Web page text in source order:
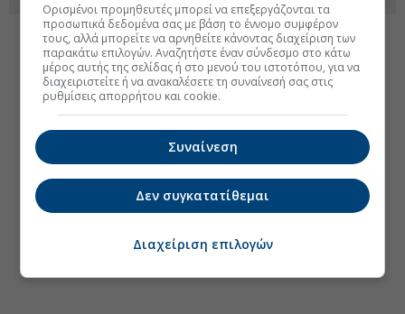
Ορισμένοι προμηθευτές μπορεί να επεξεργάζονται τα
προσωπικά δεδομένα σας με βάση το έννομο συμφέρον
τους, αλλά μπορείτε να αρνηθείτε κάνοντας διαχείριση των
παρακάτω επιλογών. Αναζητήστε έναν σύνδεσμο στο κάτω
μέρος αυτής της σελίδας ή στο μενού του ιστοτόπου, για να
διαχειριστείτε ή να ανακαλέσετε τη συναίνεσή σας στις
ρυθμίσεις απορρήτου και cookie.
Συναίνεση
Δεν συγκατατίθεμαι
Διαχείριση επιλογών